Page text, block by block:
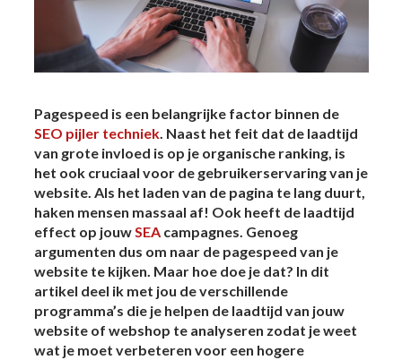
Pagespeed is een belangrijke factor binnen de
SEO pijler techniek. Naast het feit dat de laadtijd
van grote invloed is op je organische ranking, is
het ook cruciaal voor de gebruikerservaring van je
website. Als het laden van de pagina te lang duurt,
haken mensen massaal af! Ook heeft de laadtijd
effect op jouwSEAcampagnes. Genoeg
argumenten dus om naar de pagespeed van je
website te kijken. Maar hoe doe je dat? In dit
artikel deel ik met jou de verschillende
programma’s die je helpen de laadtijd van jouw
website of webshop te analyseren zodat je weet
wat je moet verbeteren voor een hogere